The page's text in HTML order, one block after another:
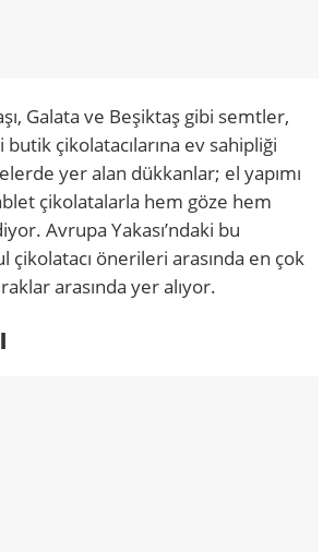
Galata ve Beşiktaş gibi semtler,
butik çikolatacılarına ev sahipliği
yer alan dükkanlar; el yapımı
çikolatalarla hem göze hem
Avrupa Yakası’ndaki bu
çikolatacı önerileri arasında en çok
arasında yer alıyor.